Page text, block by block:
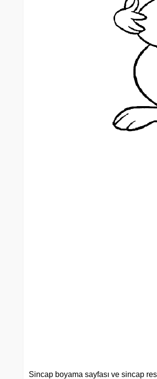
Sincap boyama sayfası ve sincap